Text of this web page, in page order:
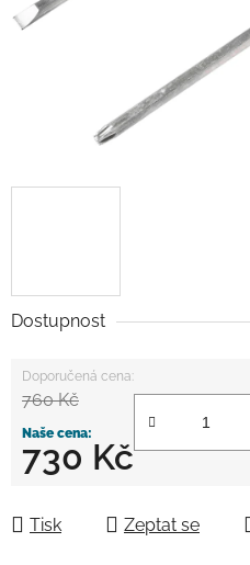
Dostupnost
760 Kč
730 Kč
Tisk Zeptat se